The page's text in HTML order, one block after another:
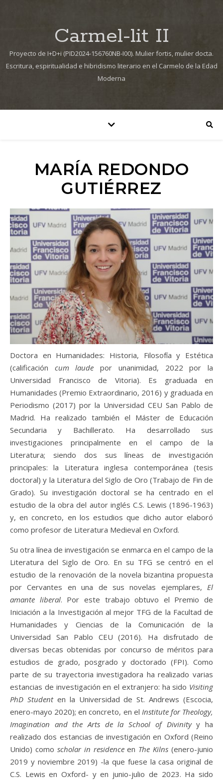
Carmel-lit II
Proyecto de I+D+i (PID2024-156760NB-I00). Mulier fortis, mulier docta.
Escritura, espiritualidad e hibridismo literario en el Carmelo de la Edad
Moderna
MARÍA REDONDO
GUTIÉRREZ
Doctora en Humanidades: Historia, Filosofía y Estética
(calificación cum laude por unanimidad, 2022 por la
Universidad Francisco de Vitoria). Es graduada en
Humanidades (Premio Extraordinario, 2016) y graduada en
Periodismo (2017) por la Universidad CEU San Pablo de
Madrid. Ha realizado también el Máster de Educación
Secundaria y Bachillerato. Ha desarrollado sus
investigaciones principalmente en el campo de la
Literatura; siendo dos sus líneas de investigación
principales: la Literatura inglesa contemporánea (tesis
doctoral) y la Literatura del Siglo de Oro (Trabajo de Fin de
Grado). Su investigación doctoral se ha centrado en el
estudio de la obra del autor inglés C.S. Lewis (1896-1963)
y, en concreto, en los estudios que dicho autor elaboró
como profesor de Literatura Medieval en Oxford.
Su otra línea de investigación se enmarca en el campo de la
Literatura del Siglo de Oro. En su TFG se centró en el
estudio de la renovación de la novela bizantina propuesta
por Cervantes en una de sus novelas ejemplares, El
amante liberal. Por este trabajo obtuvo el Premio de
Iniciación a la Investigación al mejor TFG de la Facultad de
Humanidades y Ciencias de la Comunicación de la
Universidad San Pablo CEU (2016). Ha disfrutado de
diversas becas obtenidas por concurso de méritos para
estudios de grado, posgrado y doctorado (FPI). Como
parte de su trayectoria investigadora ha realizado varias
estancias de investigación en el extranjero: ha sido Visiting
PhD Studenten la Universidad de St. Andrews (Escocia,
enero-mayo 2020); en concreto, en el Institute for Theology,
Imagination and the Arts de la School of Divinityy ha
realizado dos estancias de investigación en Oxford (Reino
Unido) como scholar in residenceen The Kilns (enero-junio
2019 y noviembre 2019) -la que fuese la casa original de
C.S. Lewis en Oxford- y en junio-julio de 2023. Ha sido